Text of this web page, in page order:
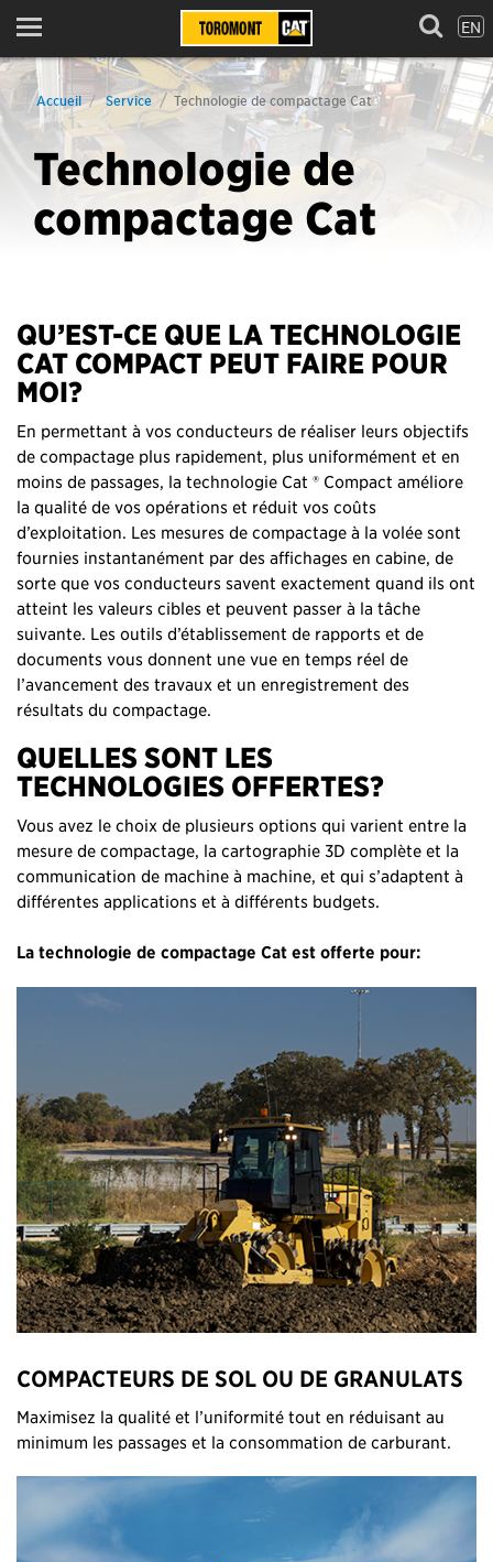
Menu EN
Accueil Service Technologie de compactage Cat
Technologie de
compactage Cat
QU’EST-CE QUE LA TECHNOLOGIE
CAT COMPACT PEUT FAIRE POUR
MOI?
En permettant à vos conducteurs de réaliser leurs objectifs
de compactage plus rapidement, plus uniformément et en
moins de passages, la technologie Cat ® Compact améliore
la qualité de vos opérations et réduit vos coûts
d’exploitation. Les mesures de compactage à la volée sont
fournies instantanément par des affichages en cabine, de
sorte que vos conducteurs savent exactement quand ils ont
atteint les valeurs cibles et peuvent passer à la tâche
suivante. Les outils d’établissement de rapports et de
documents vous donnent une vue en temps réel de
l’avancement des travaux et un enregistrement des
résultats du compactage.
QUELLES SONT LES
TECHNOLOGIES OFFERTES?
Vous avez le choix de plusieurs options qui varient entre la
mesure de compactage, la cartographie 3D complète et la
communication de machine à machine, et qui s’adaptent à
différentes applications et à différents budgets.
La technologie de compactage Cat est offerte pour:
COMPACTEURS DE SOL OU DE GRANULATS
Maximisez la qualité et l’uniformité tout en réduisant au
minimum les passages et la consommation de carburant.